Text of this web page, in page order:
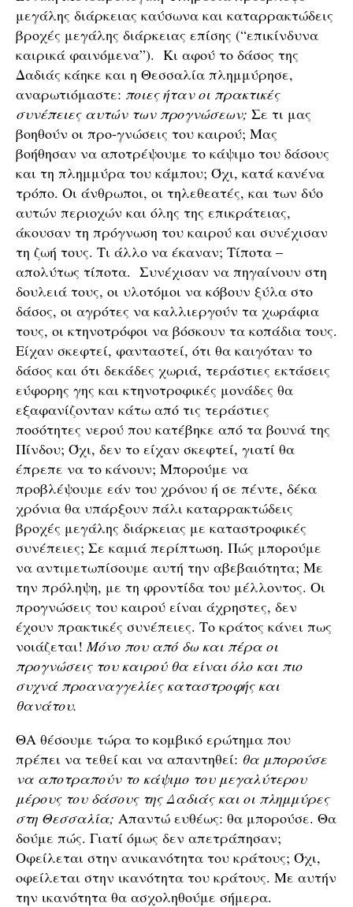
μεγάλης διάρκειας καύσωνα και καταρρακτώδεις
βροχές μεγάλης διάρκειας επίσης (“επικίνδυνα
καιρικά φαινόμενα”). Κι αφού το δάσος της
Δαδιάς κάηκε και η Θεσσαλία πλημμύρησε,
αναρωτιόμαστε: ποιες ήταν οι πρακτικές
συνέπειες αυτών των προγνώσεων; Σε τι μας
βοηθούν οι προ-γνώσεις του καιρού; Μας
βοήθησαν να αποτρέψουμε το κάψιμο του δάσους
και τη πλημμύρα του κάμπου; Όχι, κατά κανένα
τρόπο. Οι άνθρωποι, οι τηλεθεατές, και των δύο
αυτών περιοχών και όλης της επικράτειας,
άκουσαν τη πρόγνωση του καιρού και συνέχισαν
τη ζωή τους. Τι άλλο να έκαναν; Τίποτα –
απολύτως τίποτα. Συνέχισαν να πηγαίνουν στη
δουλειά τους, οι υλοτόμοι να κόβουν ξύλα στο
δάσος, οι αγρότες να καλλιεργούν τα χωράφια
τους, οι κτηνοτρόφοι να βόσκουν τα κοπάδια τους.
Είχαν σκεφτεί, φανταστεί, ότι θα καιγόταν το
δάσος και ότι δεκάδες χωριά, τεράστιες εκτάσεις
εύφορης γης και κτηνοτροφικές μονάδες θα
εξαφανίζονταν κάτω από τις τεράστιες
ποσότητες νερού που κατέβηκε από τα βουνά της
Πίνδου; Όχι, δεν το είχαν σκεφτεί, γιατί θα
έπρεπε να το κάνουν; Μπορούμε να
προβλέψουμε εάν του χρόνου ή σε πέντε, δέκα
χρόνια θα υπάρξουν πάλι καταρρακτώδεις
βροχές μεγάλης διάρκειας με καταστροφικές
συνέπειες; Σε καμιά περίπτωση. Πώς μπορούμε
να αντιμετωπίσουμε αυτή την αβεβαιότητα; Με
την πρόληψη, με τη φροντίδα του μέλλοντος. Οι
προγνώσεις του καιρού είναι άχρηστες, δεν
έχουν πρακτικές συνέπειες. Το κράτος κάνει πως
νοιάζεται!Μόνο που από δω και πέρα οι
προγνώσεις του καιρού θα είναι όλο και πιο
συχνά προαναγγελίες καταστροφής και
θανάτου.
ΘΑ θέσουμε τώρα το κομβικό ερώτημα που
πρέπει να τεθεί και να απαντηθεί: θα μπορούσε
να αποτραπούν το κάψιμο του μεγαλύτερου
μέρους του δάσους της Δαδιάς και οι πλημμύρες
στη Θεσσαλία; Απαντώ ευθέως: θα μπορούσε. Θα
δούμε πώς. Γιατί όμως δεν απετράπησαν;
Οφείλεται στην ανικανότητα του κράτους; Όχι,
οφείλεται στην ικανότητα του κράτους. Με αυτήν
την ικανότητα θα ασχοληθούμε σήμερα.